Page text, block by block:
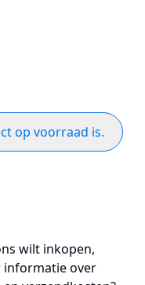
op voorraad is.
wilt inkopen,
informatie over